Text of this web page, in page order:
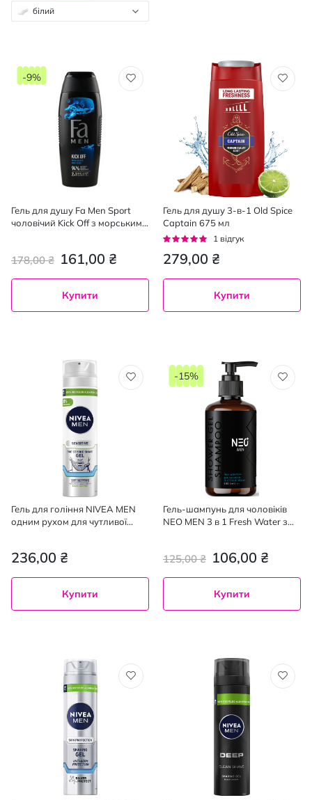
білий
27
Гель для душу Fa Men Sport
чоловічий Kick Off з морським
161,00 ₴
178,00 ₴
-9%
Купити
Гель для душу 3-в-1 Old Spice
Captain 675 мл
Рейтинг:
1 відгук
279,00 ₴
Купити
Гель для гоління NIVEA MEN
одним рухом для чутливої
236,00 ₴
Купити
Гель-шампунь для чоловіків
NEO MEN 3 в 1 Fresh Water з
106,00 ₴
125,00 ₴
-15%
Купити